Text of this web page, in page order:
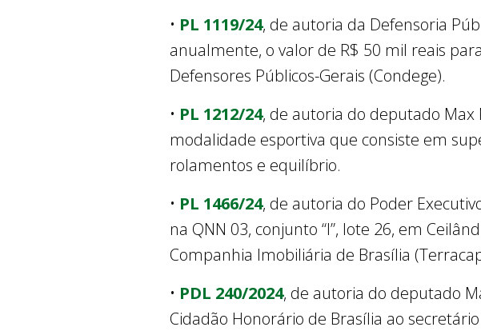
• PL 1119/24, de autoria da Defensoria
anualmente, o valor de R$ 50 mil reais
Defensores Públicos-Gerais (Condege).
• PL 1212/24, de autoria do deputado Max
modalidade esportiva que consiste em
rolamentos e equilíbrio.
• PL 1466/24, de autoria do Poder
na QNN 03, conjunto “I”, lote 26, em
Companhia Imobiliária de Brasília
• PDL 240/2024, de autoria do deputado
Cidadão Honorário de Brasília ao